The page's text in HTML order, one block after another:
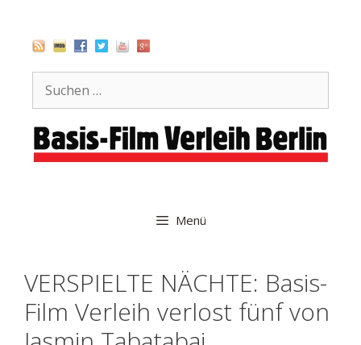
springen
nach:
Menü
VERSPIELTE NÄCHTE: Basis-
Film Verleih verlost fünf von